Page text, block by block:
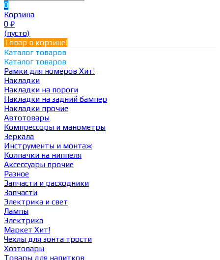
0
Корзина
0 ₽
(пусто)
Товар в корзине!
Каталог товаров
Каталог товаров
Рамки для номеров Хит!
Накладки
Накладки на пороги
Накладки на задний бампер
Накладки прочие
Автотовары
Компрессоры и манометры
Зеркала
Инструменты и монтаж
Колпачки на ниппеля
Аксессуары прочие
Разное
Запчасти и расходники
Запчасти
Электрика и свет
Лампы
Электрика
Маркет Хит!
Чехлы для зонта трости
Хозтовары
Товары для напитков